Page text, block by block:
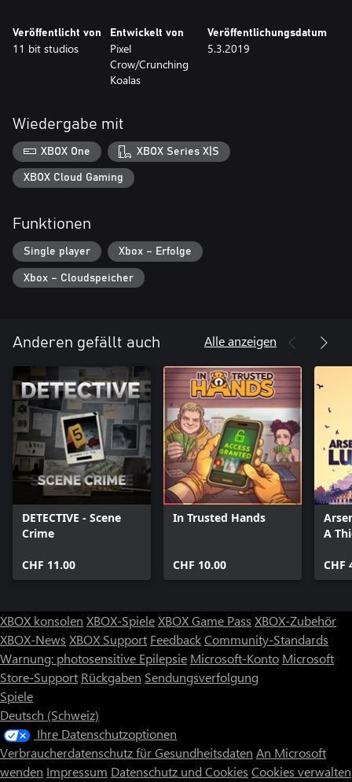
Veröffentlicht von
11 bit studios
Entwickelt von
Pixel
Crow/Crunching
Koalas
Veröffentlichungsdatum
5.3.2019
Wiedergabe mit
XBOX One XBOX Series X|S
XBOX Cloud Gaming
Funktionen
Single player Xbox – Erfolge
Xbox – Cloudspeicher
Anderen gefällt auch Alle anzeigen
DETECTIVE - Scene
Crime
CHF 11.00
In Trusted Hands
CHF 10.00
A
CHF
XBOX konsolen XBOX-SpieleXBOX Game Pass XBOX-Zubehör
XBOX-News XBOX Support FeedbackCommunity-Standards
Warnung: photosensitive Epilepsie Microsoft-Konto Microsoft
Store-Support Rückgaben Sendungsverfolgung
Spiele
Deutsch (Schweiz)
Ihre Datenschutzoptionen
Verbraucherdatenschutz für Gesundheitsdaten An Microsoft
wenden Impressum Datenschutz und Cookies Cookies verwalten